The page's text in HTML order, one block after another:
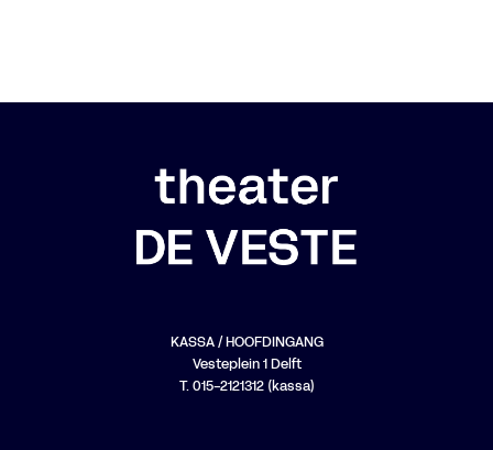
KASSA / HOOFDINGANG
Vesteplein 1 Delft
T. 015-2121312 (kassa)